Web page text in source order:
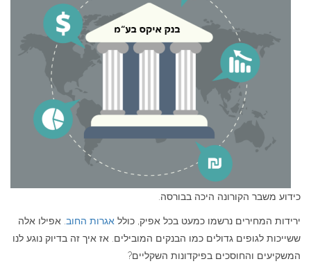
כידוע משבר הקורונה היכה בבורסה.
ירידות המחירים נרשמו כמעט בכל אפיק, כולל אגרות החוב . אפילו אלה
ששייכות לגופים גדולים כמו הבנקים המובילים. אז איך זה בדיוק נוגע לנו
המשקיעים והחוסכים בפיקדונות השקליים?